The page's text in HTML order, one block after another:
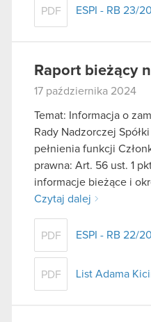
PDF ESPI - RB 23/
Raport bieżący
17 października 2024
Temat: Informacja o
Rady Nadzorczej
pełnienia funkcji
prawna: Art. 56 ust. 1
informacje bieżące i
Czytaj dalej
PDF ESPI - RB 22/
PDF List Adama